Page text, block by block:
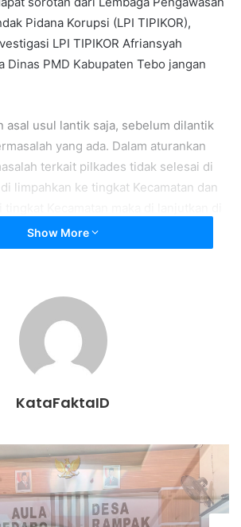
Pidana Korupsi (LPI TIPIKOR),
LPI TIPIKOR Afriansyah
Dinas PMD Kabupaten Tebo jangan
asal usul lantik saja, sebelum dilantik
yang ada. Dalam aturankan
terkait pilkades tidak selesai di
limpahkan ke tingkat Kecamatan dan
Majelis Kabupaten”, jelas
belum selesai permasalahannya di
sehingga di limpahkan ke Majelis
Desa Bukit Pemuatan Kecamatan
surat dari Camat Serai
di tingkat desa maupun kecamatan
ke tim majelis kabupaten”, ungkap
Show More
KataFaktaID